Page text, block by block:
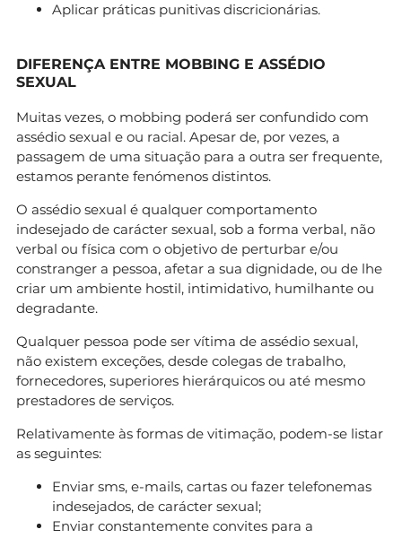
Aplicar práticas punitivas discricionárias.
DIFERENÇA ENTRE MOBBING E ASSÉDIO
SEXUAL
Muitas vezes, o mobbing poderá ser confundido com
assédio sexual e ou racial. Apesar de, por vezes, a
passagem de uma situação para a outra ser frequente,
estamos perante fenómenos distintos.
O assédio sexual é qualquer comportamento
indesejado de carácter sexual, sob a forma verbal, não
verbal ou física com o objetivo de perturbar e/ou
constranger a pessoa, afetar a sua dignidade, ou de lhe
criar um ambiente hostil, intimidativo, humilhante ou
degradante.
Qualquer pessoa pode ser vítima de assédio sexual,
não existem exceções, desde colegas de trabalho,
fornecedores, superiores hierárquicos ou até mesmo
prestadores de serviços.
Relativamente às formas de vitimação, podem-se listar
as seguintes:
Enviar sms, e-mails, cartas ou fazer telefonemas
indesejados, de carácter sexual;
Enviar constantemente convites para a